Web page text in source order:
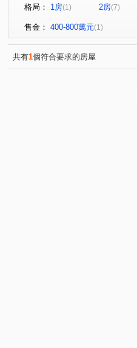
大興西路二段
(1)
格局： 1房(1) 2房(7)
售金： 400-800萬元(1)
共有1個符合要求的房屋